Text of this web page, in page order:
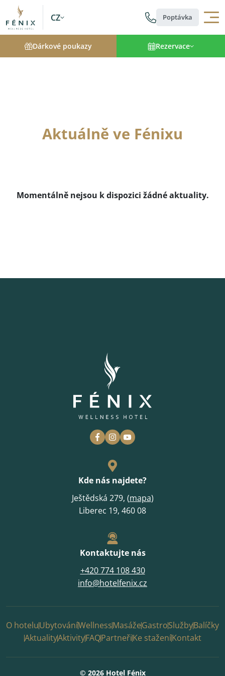
CZ Poptávka
Dárkové poukazy Rezervace
Aktuálně ve Fénixu
Momentálně nejsou k dispozici žádné aktuality.
Kde nás najdete?
Ještědská 279, (mapa)
Liberec 19, 460 08
Kontaktujte nás
+420 774 108 430
info@hotelfenix.cz
O hoteluUbytováníWellnessMasážeGastroSlužbyBalíčky
AktualityAktivityFAQPartneřiKe staženíKontakt
© 2026 Hotel Fénix